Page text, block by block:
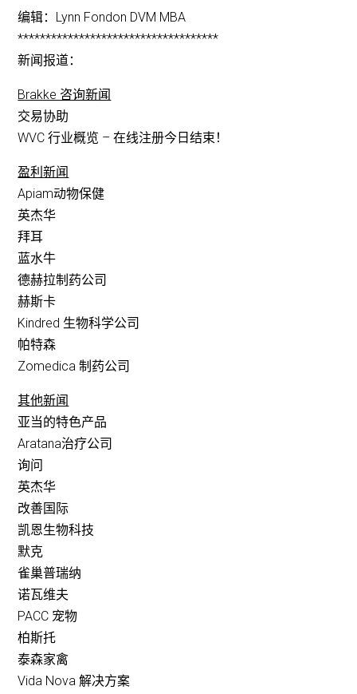
编辑：Lynn Fondon DVM MBA
************************************
新闻报道：
Brakke 咨询新闻
交易协助
WVC 行业概览 – 在线注册今日结束！
盈利新闻
Apiam动物保健
英杰华
拜耳
蓝水牛
德赫拉制药公司
赫斯卡
Kindred 生物科学公司
帕特森
Zomedica 制药公司
其他新闻
亚当的特色产品
Aratana治疗公司
询问
英杰华
改善国际
凯恩生物科技
默克
雀巢普瑞纳
诺瓦维夫
PACC 宠物
柏斯托
泰森家禽
Vida Nova 解决方案